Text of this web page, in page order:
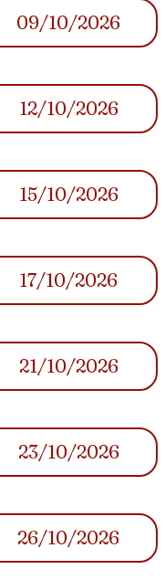
09/10/2026
12/10/2026
15/10/2026
17/10/2026
21/10/2026
23/10/2026
26/10/2026